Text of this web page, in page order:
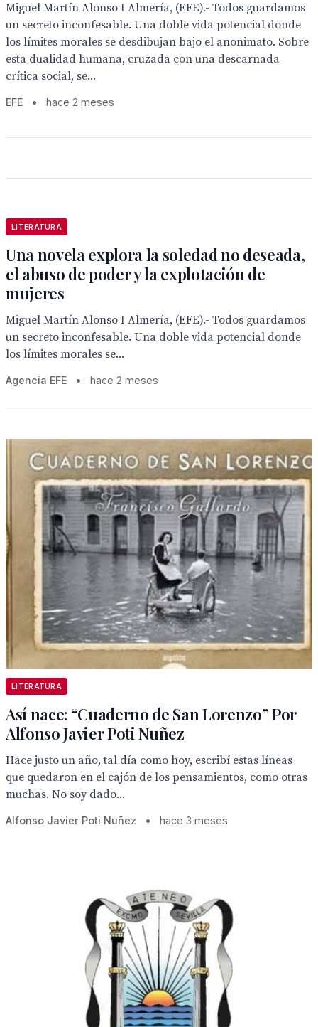
Miguel Martín Alonso I Almería, (EFE).- Todos guardamos
un secreto inconfesable. Una doble vida potencial donde
los límites morales se desdibujan bajo el anonimato. Sobre
esta dualidad humana, cruzada con una descarnada
crítica social, se...
EFE • hace 2 meses
LITERATURA
Una novela explora la soledad no deseada,
el abuso de poder y la explotación de
mujeres
Miguel Martín Alonso I Almería, (EFE).- Todos guardamos
un secreto inconfesable. Una doble vida potencial donde
los límites morales se...
Agencia EFE • hace 2 meses
LITERATURA
Así nace: “Cuaderno de San Lorenzo” Por
Alfonso Javier Poti Nuñez
Hace justo un año, tal día como hoy, escribí estas líneas
que quedaron en el cajón de los pensamientos, como otras
muchas. No soy dado...
Alfonso Javier Poti Nuñez • hace 3 meses